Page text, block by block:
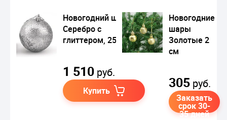
Новогодний шар
Серебро с
глиттером, 25 см
1 510 руб.
Купить
Новогодние
шары
Золотые 2
см
305 руб.
Заказать
срок 30-
35 дней